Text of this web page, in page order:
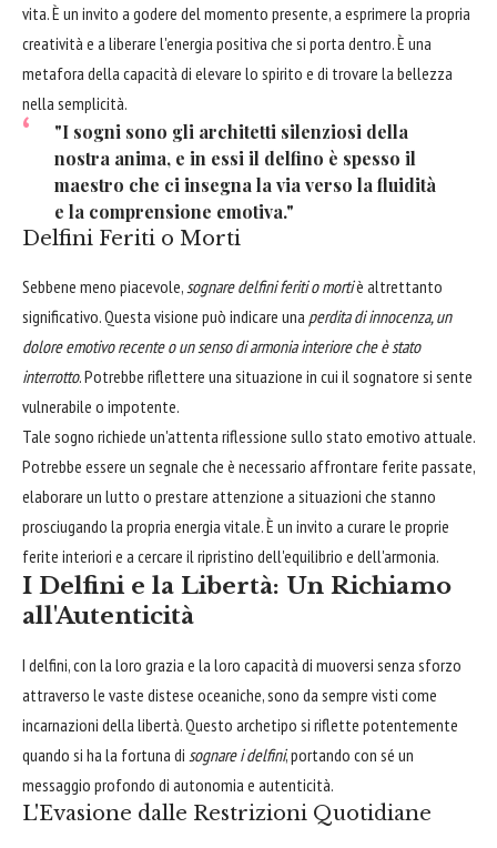
vita. È un invito a godere del momento presente, a esprimere la propria
creatività e a liberare l'energia positiva che si porta dentro. È una
metafora della capacità di elevare lo spirito e di trovare la bellezza
nella semplicità.
"I sogni sono gli architetti silenziosi della
nostra anima, e in essi il delfino è spesso il
maestro che ci insegna la via verso la fluidità
e la comprensione emotiva."
Delfini Feriti o Morti
Sebbene meno piacevole, sognare delfini feriti o mortiè altrettanto
significativo. Questa visione può indicare una perdita di innocenza, un
dolore emotivo recente o un senso di armonia interiore che è stato
interrotto. Potrebbe riflettere una situazione in cui il sognatore si sente
vulnerabile o impotente.
Tale sogno richiede un'attenta riflessione sullo stato emotivo attuale.
Potrebbe essere un segnale che è necessario affrontare ferite passate,
elaborare un lutto o prestare attenzione a situazioni che stanno
prosciugando la propria energia vitale. È un invito a curare le proprie
ferite interiori e a cercare il ripristino dell'equilibrio e dell'armonia.
I Delfini e la Libertà: Un Richiamo
all'Autenticità
I delfini, con la loro grazia e la loro capacità di muoversi senza sforzo
attraverso le vaste distese oceaniche, sono da sempre visti come
incarnazioni della libertà. Questo archetipo si riflette potentemente
quando si ha la fortuna di sognare i delfini, portando con sé un
messaggio profondo di autonomia e autenticità.
L'Evasione dalle Restrizioni Quotidiane